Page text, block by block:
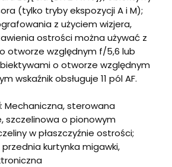
(tylko tryby ekspozycji A i M);
z użyciem wizjera,
ostrości można używać z
otworze względnym f/5,6 lub
o otworze względnym
wskaźnik obsługuje 11 pól AF.
: Mechaniczna, sterowana
szczelinowa o pionowym
w płaszczyźnie ostrości;
kurtynka migawki,